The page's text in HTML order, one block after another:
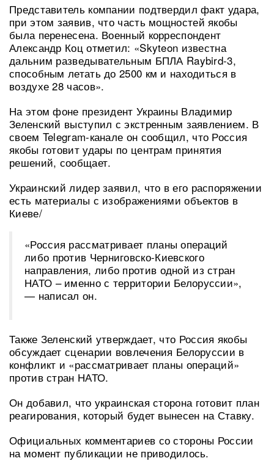
Представитель компании подтвердил факт удара,
при этом заявив, что часть мощностей якобы
была перенесена. Военный корреспондент
Александр Коц отметил: «Skyteon известна
дальним разведывательным БПЛА Raybird-3,
способным летать до 2500 км и находиться в
воздухе 28 часов».
На этом фоне президент Украины Владимир
Зеленский выступил с экстренным заявлением. В
своем Telegram-канале он сообщил, что Россия
якобы готовит удары по центрам принятия
решений, сообщает.
Украинский лидер заявил, что в его распоряжении
есть материалы с изображениями объектов в
Киеве/
«Россия рассматривает планы операций
либо против Черниговско-Киевского
направления, либо против одной из стран
НАТО – именно с территории Белоруссии»,
— написал он.
Также Зеленский утверждает, что Россия якобы
обсуждает сценарии вовлечения Белоруссии в
конфликт и «рассматривает планы операций»
против стран НАТО.
Он добавил, что украинская сторона готовит план
реагирования, который будет вынесен на Ставку.
Официальных комментариев со стороны России
на момент публикации не приводилось.